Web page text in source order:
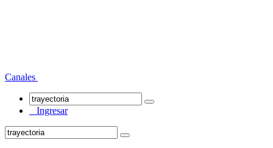
Canales
Ingresar